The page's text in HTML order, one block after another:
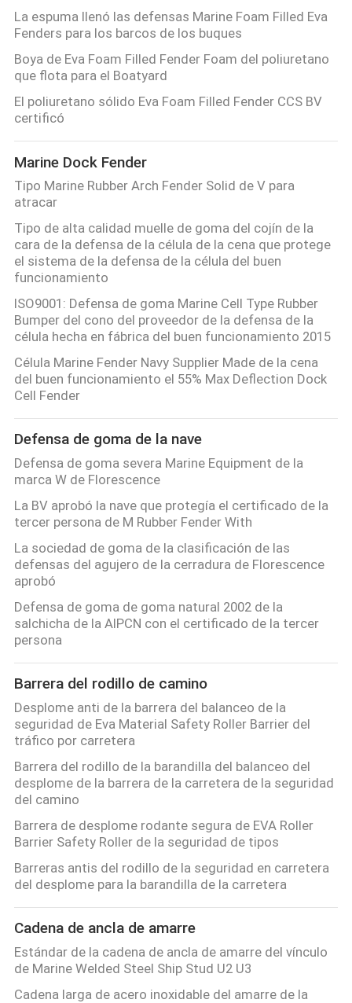
La espuma llenó las defensas Marine Foam Filled Eva
Fenders para los barcos de los buques
Boya de Eva Foam Filled Fender Foam del poliuretano
que flota para el Boatyard
El poliuretano sólido Eva Foam Filled Fender CCS BV
certificó
Marine Dock Fender
Tipo Marine Rubber Arch Fender Solid de V para
atracar
Tipo de alta calidad muelle de goma del cojín de la
cara de la defensa de la célula de la cena que protege
el sistema de la defensa de la célula del buen
funcionamiento
ISO9001: Defensa de goma Marine Cell Type Rubber
Bumper del cono del proveedor de la defensa de la
célula hecha en fábrica del buen funcionamiento 2015
Célula Marine Fender Navy Supplier Made de la cena
del buen funcionamiento el 55% Max Deflection Dock
Cell Fender
Defensa de goma de la nave
Defensa de goma severa Marine Equipment de la
marca W de Florescence
La BV aprobó la nave que protegía el certificado de la
tercer persona de M Rubber Fender With
La sociedad de goma de la clasificación de las
defensas del agujero de la cerradura de Florescence
aprobó
Defensa de goma de goma natural 2002 de la
salchicha de la AIPCN con el certificado de la tercer
persona
Barrera del rodillo de camino
Desplome anti de la barrera del balanceo de la
seguridad de Eva Material Safety Roller Barrier del
tráfico por carretera
Barrera del rodillo de la barandilla del balanceo del
desplome de la barrera de la carretera de la seguridad
del camino
Barrera de desplome rodante segura de EVA Roller
Barrier Safety Roller de la seguridad de tipos
Barreras antis del rodillo de la seguridad en carretera
del desplome para la barandilla de la carretera
Cadena de ancla de amarre
Estándar de la cadena de ancla de amarre del vínculo
de Marine Welded Steel Ship Stud U2 U3
Cadena larga de acero inoxidable del amarre de la